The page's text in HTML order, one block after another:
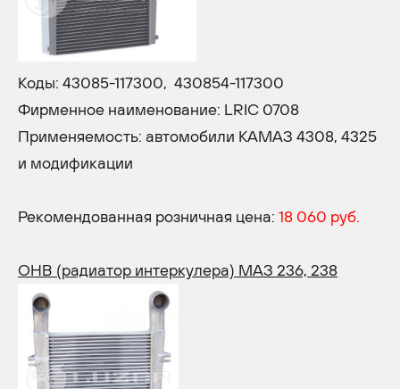
Коды: 43085-117300, 430854-117300
Фирменное наименование: LRIC 0708
Применяемость: автомобили КАМАЗ 4308, 4325
и модификации
Рекомендованная розничная цена: 18 060 руб.
ОНВ (радиатор интеркулера) МАЗ 236, 238